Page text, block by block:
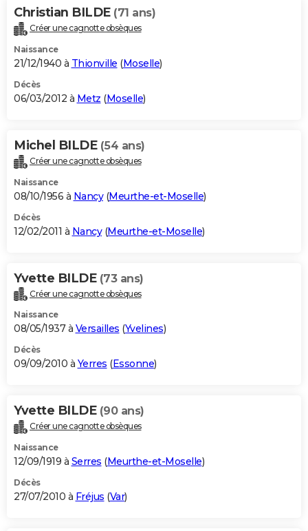
Christian BILDE (71 ans)
Créer une cagnotte obsèques
Naissance
21/12/1940 à Thionville (Moselle)
Décès
06/03/2012 à Metz (Moselle)
Michel BILDE (54 ans)
Créer une cagnotte obsèques
Naissance
08/10/1956 à Nancy(Meurthe-et-Moselle)
Décès
12/02/2011 à Nancy(Meurthe-et-Moselle)
Yvette BILDE (73 ans)
Créer une cagnotte obsèques
Naissance
08/05/1937 à Versailles (Yvelines)
Décès
09/09/2010 à Yerres (Essonne)
Yvette BILDE (90 ans)
Créer une cagnotte obsèques
Naissance
12/09/1919 à Serres (Meurthe-et-Moselle)
Décès
27/07/2010 à Fréjus (Var)